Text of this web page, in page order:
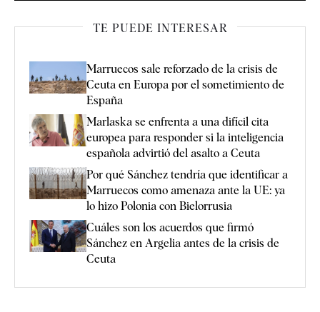
TE PUEDE INTERESAR
Marruecos sale reforzado de la crisis de
Ceuta en Europa por el sometimiento de
España
Marlaska se enfrenta a una difícil cita
europea para responder si la inteligencia
española advirtió del asalto a Ceuta
Por qué Sánchez tendría que identificar a
Marruecos como amenaza ante la UE: ya
lo hizo Polonia con Bielorrusia
Cuáles son los acuerdos que firmó
Sánchez en Argelia antes de la crisis de
Ceuta